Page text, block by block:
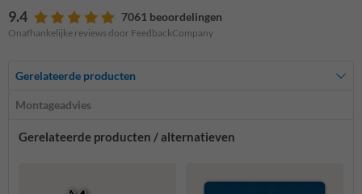
9.4 7061 beoordelingen
Onafhankelijke reviews door FeedbackCompany
Gerelateerde producten
Montageadvies
Gerelateerde producten / alternatieven